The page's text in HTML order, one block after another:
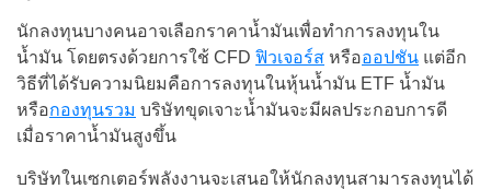
นักลงทุนบางคนอาจเลือกราคาน้ำมันเพื่อทำการลงทุนใน
น้ำมัน โดยตรงด้วยการใช้ CFD ฟิวเจอร์ส หรือออปชัน แต่อีก
วิธีที่ได้รับความนิยมคือการลงทุนในหุ้นน้ำมัน ETF น้ำมัน
หรือกองทุนรวม บริษัทขุดเจาะน้ำมันจะมีผลประกอบการดี
เมื่อราคาน้ำมันสูงขึ้น
บริษัทในเซกเตอร์พลังงานจะเสนอให้นักลงทุนสามารลงทุนได้